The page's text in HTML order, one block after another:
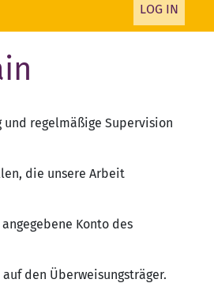
LOG IN
regelmäßige Supervision
die unsere Arbeit
Konto des
den Überweisungsträger.